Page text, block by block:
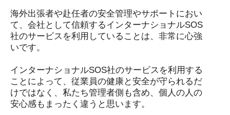
海外出張者や赴任者の安全管理やサポートにおい
て、会社として信頼するインターナショナルSOS
社のサービスを利用していることは、非常に心強
いです。
インターナショナルSOS社のサービスを利用する
ことによって、従業員の健康と安全が守られるだ
けではなく、私たち管理者側も含め、個人の人の
安心感もまったく違うと思います。